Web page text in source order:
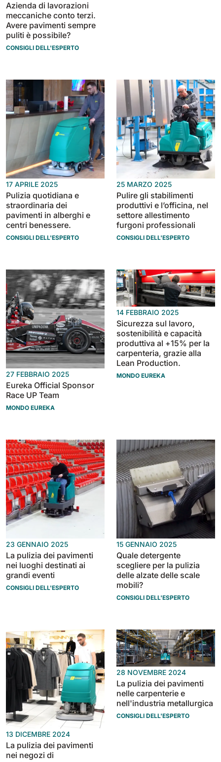
760 mm
810 mm 6075 m²/h
E100
1000 mm 7500 m²/h
E110-D
1100 mm 8800 m²/h
E110-R
Azienda di lavorazioni
meccaniche conto terzi.
Avere pavimenti sempre
puliti è possibile?
CONSIGLI DELL'ESPERTO
17 APRILE 2025
Pulizia quotidiana e
straordinaria dei
pavimenti in alberghi e
centri benessere.
CONSIGLI DELL'ESPERTO
25 MARZO 2025
Pulire gli stabilimenti
produttivi e l’officina, nel
settore allestimento
furgoni professionali
CONSIGLI DELL'ESPERTO
27 FEBBRAIO 2025
Eureka Official Sponsor
Race UP Team
MONDO EUREKA
14 FEBBRAIO 2025
Sicurezza sul lavoro,
sostenibilità e capacità
produttiva al +15% per la
carpenteria, grazie alla
Lean Production.
MONDO EUREKA
23 GENNAIO 2025
La pulizia dei pavimenti
nei luoghi destinati ai
grandi eventi
CONSIGLI DELL'ESPERTO
15 GENNAIO 2025
Quale detergente
scegliere per la pulizia
delle alzate delle scale
mobili?
CONSIGLI DELL'ESPERTO
13 DICEMBRE 2024
La pulizia dei pavimenti
nei negozi di
28 NOVEMBRE 2024
La pulizia dei pavimenti
nelle carpenterie e
nell'industria metallurgica
CONSIGLI DELL'ESPERTO